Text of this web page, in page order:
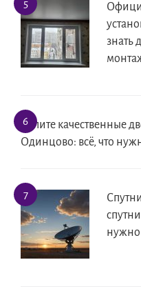
знать
Купите качественные
Одинцово: всё, что
нужно